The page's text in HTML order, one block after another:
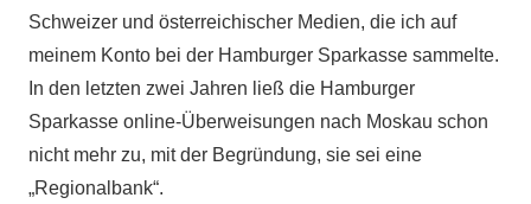
Schweizer und österreichischer Medien, die ich auf
meinem Konto bei der Hamburger Sparkasse sammelte.
In den letzten zwei Jahren ließ die Hamburger
Sparkasse online-Überweisungen nach Moskau schon
nicht mehr zu, mit der Begründung, sie sei eine
„Regionalbank“.